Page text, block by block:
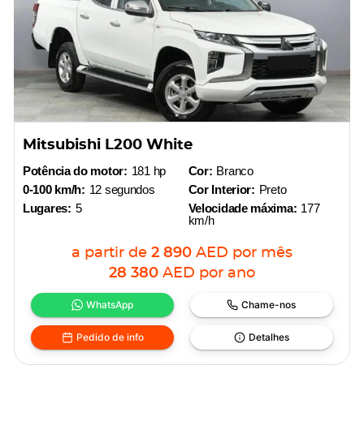
Mitsubishi L200 White
Potência do motor: 181 hp
0-100 km/h: 12 segundos
Lugares: 5
Cor: Branco
Cor Interior: Preto
Velocidade máxima: 177
km/h
a partir de 2 890 AED por mês
28 380 AED por ano
WhatsApp Chame-nos
Pedido de info Detalhes